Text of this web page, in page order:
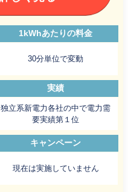
1kWhあたりの料金
30分単位で変動
実績
独立系新電力各社の中で電力需
要実績第１位
キャンペーン
現在は実施していません